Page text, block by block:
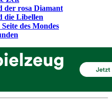
der rosa Diamant
die Libellen
des Mondes